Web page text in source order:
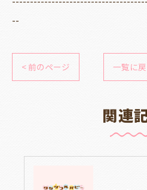
--
< 前のページ 一覧に
関連